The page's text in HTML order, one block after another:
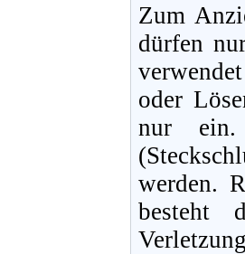
Zum
dürfen
oder
nur ein.
werden.
besteht